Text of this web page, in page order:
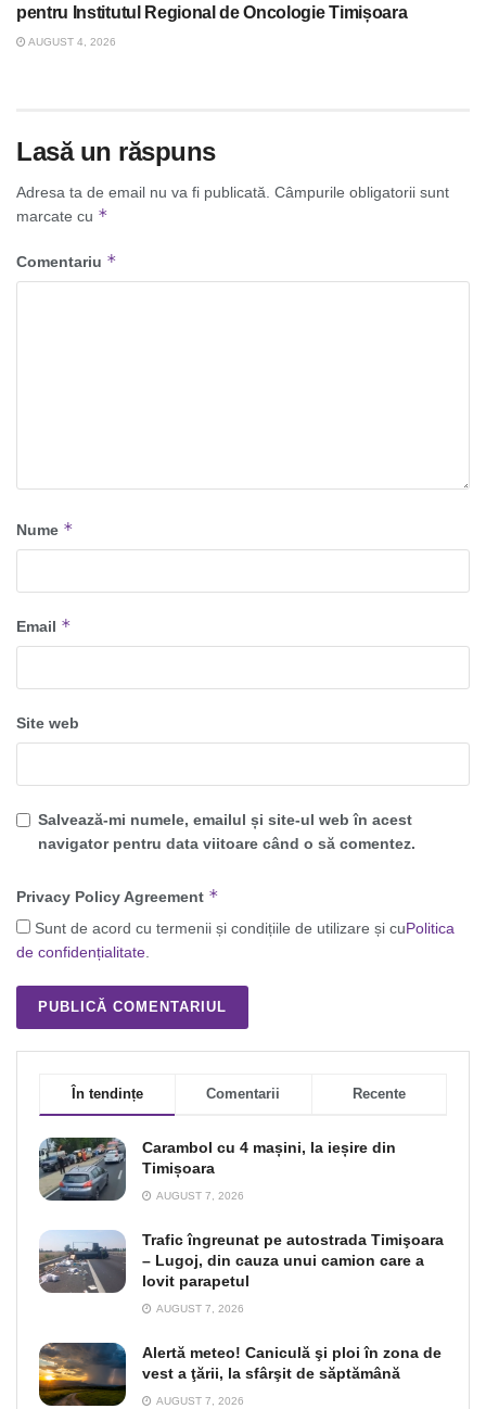
pentru Institutul Regional de Oncologie Timișoara
AUGUST 4, 2026
Lasă un răspuns
Adresa ta de email nu va fi publicată. Câmpurile obligatorii sunt
marcate cu *
Comentariu *
Nume *
Email *
Site web
Salvează-mi numele, emailul și site-ul web în acest
navigator pentru data viitoare când o să comentez.
Privacy Policy Agreement *
Sunt de acord cu termenii și condițiile de utilizare și cuPolitica
de confidențialitate.
În tendințe Comentarii Recente
Carambol cu 4 mașini, la ieșire din
Timișoara
AUGUST 7, 2026
Trafic îngreunat pe autostrada Timişoara
– Lugoj, din cauza unui camion care a
lovit parapetul
AUGUST 7, 2026
Alertă meteo! Caniculă şi ploi în zona de
vest a ţării, la sfârşit de săptămână
AUGUST 7, 2026